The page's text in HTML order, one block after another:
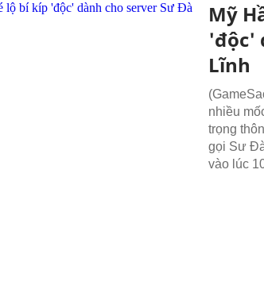
Mỹ
'độc'
Lĩnh
nhiều
trọng
gọi Sư
vào lúc